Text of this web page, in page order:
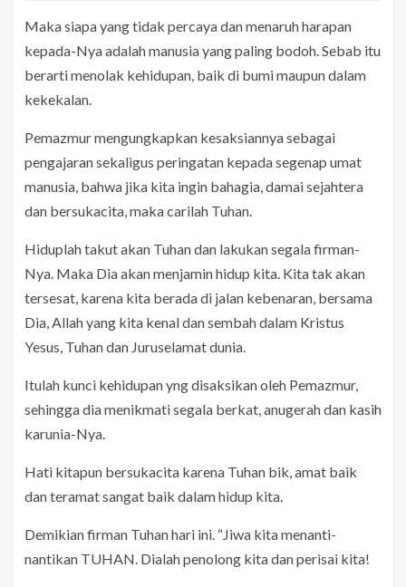
Maka siapa yang tidak percaya dan menaruh harapan
kepada-Nya adalah manusia yang paling bodoh. Sebab itu
berarti menolak kehidupan, baik di bumi maupun dalam
kekekalan.
Pemazmur mengungkapkan kesaksiannya sebagai
pengajaran sekaligus peringatan kepada segenap umat
manusia, bahwa jika kita ingin bahagia, damai sejahtera
dan bersukacita, maka carilah Tuhan.
Hiduplah takut akan Tuhan dan lakukan segala firman-
Nya. Maka Dia akan menjamin hidup kita. Kita tak akan
tersesat, karena kita berada di jalan kebenaran, bersama
Dia, Allah yang kita kenal dan sembah dalam Kristus
Yesus, Tuhan dan Juruselamat dunia.
Itulah kunci kehidupan yng disaksikan oleh Pemazmur,
sehingga dia menikmati segala berkat, anugerah dan kasih
karunia-Nya.
Hati kitapun bersukacita karena Tuhan bik, amat baik
dan teramat sangat baik dalam hidup kita.
Demikian firman Tuhan hari ini. “Jiwa kita menanti-
nantikan TUHAN. Dialah penolong kita dan perisai kita!